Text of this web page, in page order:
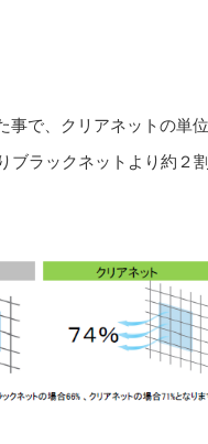
事で、クリアネットの単
ブラックネットより約２